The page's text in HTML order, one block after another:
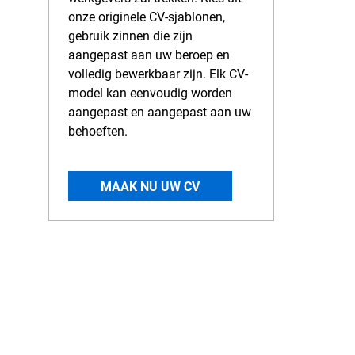
onze originele CV-sjablonen,
gebruik zinnen die zijn
aangepast aan uw beroep en
volledig bewerkbaar zijn. Elk CV-
model kan eenvoudig worden
aangepast en aangepast aan uw
behoeften.
MAAK NU UW CV